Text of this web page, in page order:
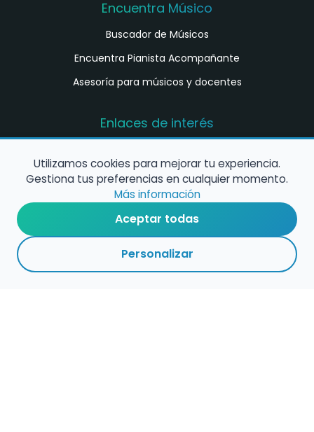
Encuentra Músico
Buscador de Músicos
Encuentra Pianista Acompañante
Asesoría para músicos y docentes
Enlaces de interés
música en España
Configura alertas de empleo
Contacta con nosotros
Utilizamos cookies para mejorar tu experiencia.
Gestiona tus preferencias en cualquier momento.
Más información
Aceptar todas
Personalizar